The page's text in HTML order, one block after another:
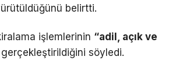
belirtti.
işlemlerinin “adil, açık ve
söyledi.